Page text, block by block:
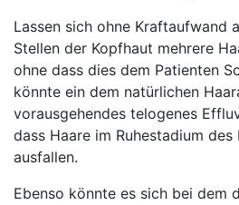
Lassen sich ohne Kraftaufwand
Stellen der Kopfhaut mehrere
ohne dass dies dem Patienten
könnte ein dem natürlichen
vorausgehendes telogenes
dass Haare im Ruhestadium
ausfallen.
Ebenso könnte es sich bei dem